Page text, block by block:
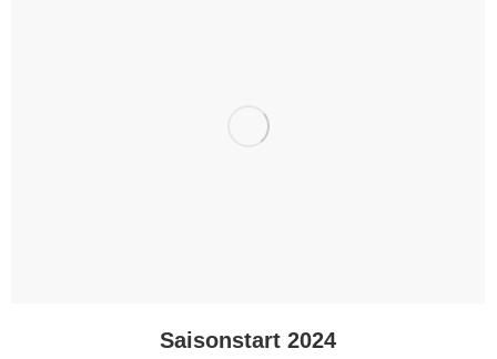
Saisonstart 2024